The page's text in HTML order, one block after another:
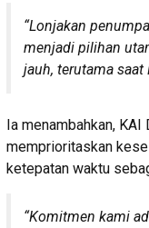
“Lonjakan
menjadi pilihan
jauh, terutama saat
Ia menambahkan,
memprioritaskan
ketepatan waktu
“Komitmen kami